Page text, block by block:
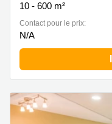
10 - 600 m²
Contact pour le prix:
N/A